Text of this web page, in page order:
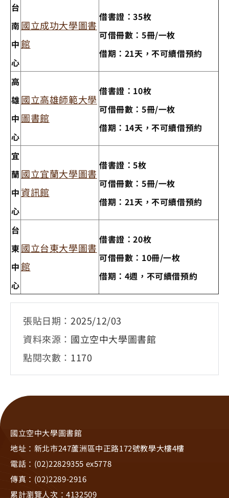
台
南
中
心
國立成功大學圖書
館
借書證：35枚
可借冊數：5冊/一枚
借期：21天，不可續借預約
高
雄
中
心
國立高雄師範大學
圖書館
借書證：10枚
可借冊數：5冊/一枚
借期：14天，不可續借預約
宜
蘭
中
心
國立宜蘭大學圖書
資訊館
借書證：5枚
可借冊數：5冊/一枚
借期：21天，不可續借預約
台
東
中
心
國立台東大學圖書
館
借書證：20枚
可借冊數：10冊/一枚
借期：4週，不可續借預約
張貼日期： 2025/12/03
資料來源： 國立空中大學圖書館
點閱次數： 1170
國立空中大學圖書館
地址：新北市247蘆洲區中正路172號教學大樓4樓
電話：(02)22829355 ex5778
傳真：(02)2289-2916
累計瀏覽人次：4132509